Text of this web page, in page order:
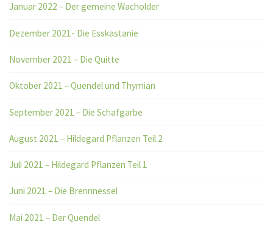
Januar 2022 – Der gemeine Wacholder
Dezember 2021- Die Esskastanie
November 2021 – Die Quitte
Oktober 2021 – Quendel und Thymian
September 2021 – Die Schafgarbe
August 2021 – Hildegard Pflanzen Teil 2
Juli 2021 – Hildegard Pflanzen Teil 1
Juni 2021 – Die Brennnessel
Mai 2021 – Der Quendel